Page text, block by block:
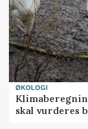
ØKOLOGI
skal vurderes